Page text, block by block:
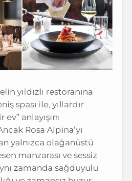
yıldızlı restoranına
spası ile, yıllardır
anlayışını
Rosa Alpina’yı
yalnızca olağanüstü
manzarası ve sessiz
zamanda sağduyulu